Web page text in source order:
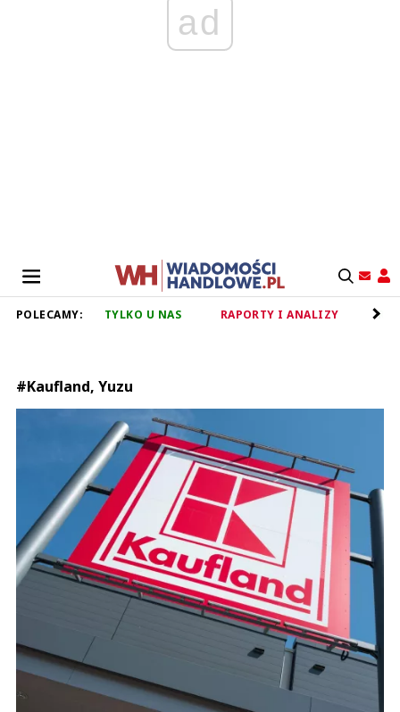
ad
POLECAMY: TYLKO U NAS RAPORTY I ANALIZY
#Kaufland, Yuzu